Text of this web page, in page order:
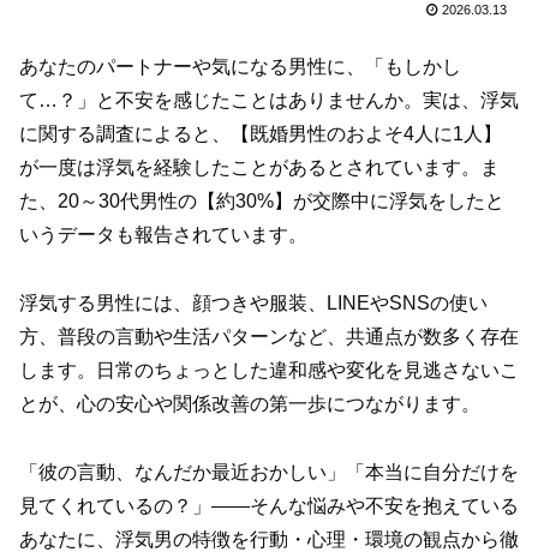
2026.03.13
あなたのパートナーや気になる男性に、「もしかし
て…？」と不安を感じたことはありませんか。実は、浮気
に関する調査によると、【既婚男性のおよそ4人に1人】
が一度は浮気を経験したことがあるとされています。ま
た、20～30代男性の【約30%】が交際中に浮気をしたと
いうデータも報告されています。
浮気する男性には、顔つきや服装、LINEやSNSの使い
方、普段の言動や生活パターンなど、共通点が数多く存在
します。日常のちょっとした違和感や変化を見逃さないこ
とが、心の安心や関係改善の第一歩につながります。
「彼の言動、なんだか最近おかしい」「本当に自分だけを
見てくれているの？」——そんな悩みや不安を抱えている
あなたに、浮気男の特徴を行動・心理・環境の観点から徹